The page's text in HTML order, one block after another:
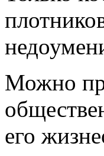
Можно
его